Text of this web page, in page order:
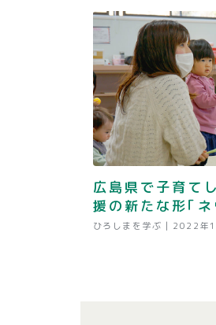
広島県で子育て
援の新たな形｢ネ
ひろしまを学ぶ | 2022年